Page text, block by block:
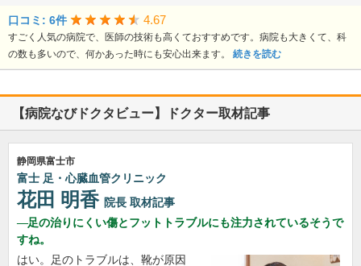
口コミ: 6件 4.67
すごく人気の病院で、医師の技術も高くておすすめです。病院も大きくて、科
の数も多いので、何かあった時にも安心出来ます。 続きを読む
【病院なびドクタビュー】ドクター取材記事
静岡県富士市
富士 足・心臓血管クリニック
花田 明香 院長 取材記事
足の治りにくい傷とフットトラブルにも注力されているそうで
すね。
はい。足のトラブルは、靴が原因